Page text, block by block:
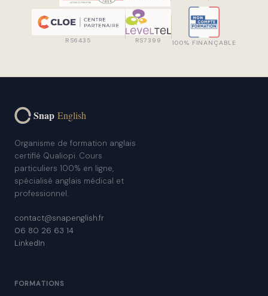
RS6435 RS7399 100% FINANÇABLE
Snap English
Organisme de formation anglais
certifié Qualiopi. Cours
particuliers 100% en ligne,
spécialisé anglais médical et
professionnel.
contact@snapenglish.fr
06 80 26 63 14
LinkedIn
FORMATIONS